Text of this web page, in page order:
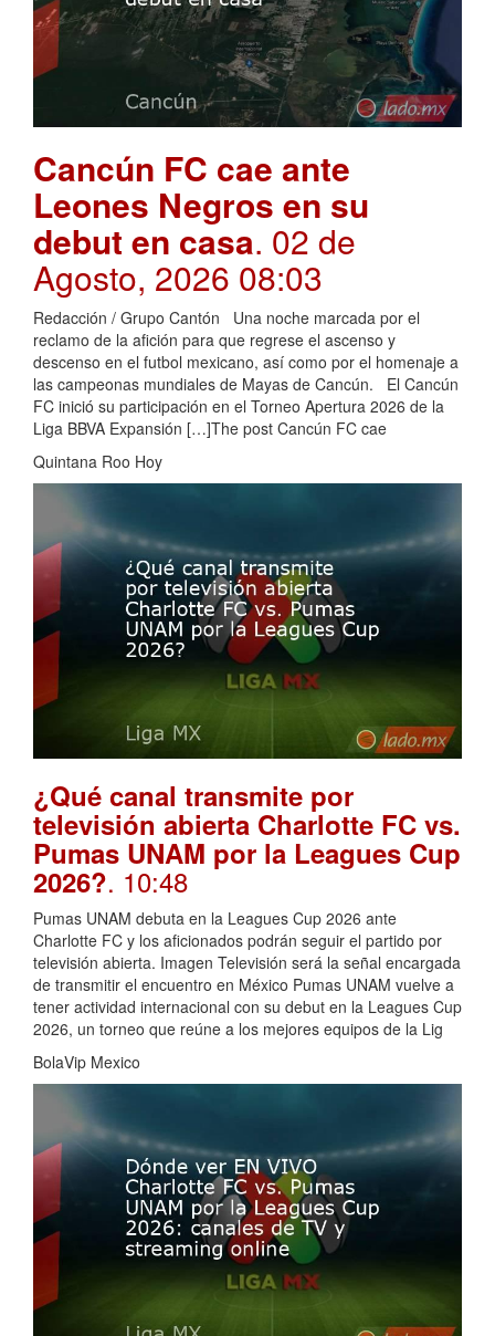
Cancún FC cae ante
Leones Negros en su
debut en casa. 02 de
Agosto, 2026 08:03
Redacción / Grupo Cantón Una noche marcada por el
reclamo de la afición para que regrese el ascenso y
descenso en el futbol mexicano, así como por el homenaje a
las campeonas mundiales de Mayas de Cancún. El Cancún
FC inició su participación en el Torneo Apertura 2026 de la
Liga BBVA Expansión […]The post Cancún FC cae
Quintana Roo Hoy
¿Qué canal transmite por
televisión abierta Charlotte FC vs.
Pumas UNAM por la Leagues Cup
2026?. 10:48
Pumas UNAM debuta en la Leagues Cup 2026 ante
Charlotte FC y los aficionados podrán seguir el partido por
televisión abierta. Imagen Televisión será la señal encargada
de transmitir el encuentro en México Pumas UNAM vuelve a
tener actividad internacional con su debut en la Leagues Cup
2026, un torneo que reúne a los mejores equipos de la Lig
BolaVip Mexico